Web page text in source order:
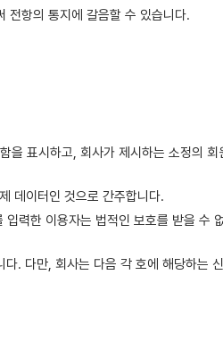
전항의 통지에 갈음할 수 있습니다.
표시하고, 회사가 제시하는 소정의
데이터인 것으로 간주합니다.
력한 이용자는 법적인 보호를 받을 수
. 다만, 회사는 다음 각 호에 해당하는